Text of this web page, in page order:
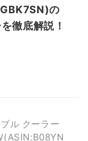
の
徹底解説！
ル クーラー